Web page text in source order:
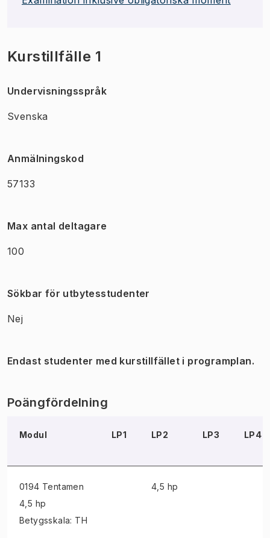
Kurstillfälle 1
Undervisningsspråk
Svenska
Anmälningskod
57133
Max antal deltagare
100
Sökbar för utbytesstudenter
Nej
Endast studenter med kurstillfället i programplan.
Poängfördelning
Modul LP1 LP2 LP3 LP4
0194 Tentamen
4,5 hp
Betygsskala: TH
4,5 hp